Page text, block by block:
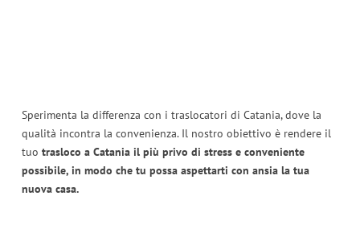
Sperimenta la differenza con i traslocatori di Catania, dove la
qualità incontra la convenienza. Il nostro obiettivo è rendere il
tuo trasloco a Catania il più privo di stress e conveniente
possibile, in modo che tu possa aspettarti con ansia la tua
nuova casa.